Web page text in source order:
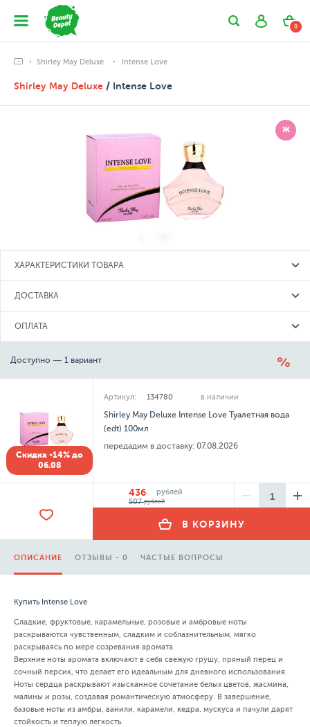
0
Shirley May Deluxe Intense Love
Shirley May Deluxe / Intense Love
Ж
ХАРАКТЕРИСТИКИ ТОВАРА
ДОСТАВКА
ОПЛАТА
Доступно — 1 вариант
Скидка -14% до
06.08
Артикул: 134780 в наличии
Shirley May Deluxe Intense Love Туалетная вода
(edt) 100мл
передадим в доставку: 07.08.2026
436
рублей
507рублей
В КОРЗИНУ
ОПИСАНИЕ ОТЗЫВЫ - 0 ЧАСТЫЕ ВОПРОСЫ
Купить Intense Love
Сладкие, фруктовые, карамельные, розовые и амбровые ноты
раскрываются чувственным, сладким и соблазнительным, мягко
раскрываясь по мере созревания аромата.
Верхние ноты аромата включают в себя свежую грушу, пряный перец и
сочный персик, что делает его идеальным для дневного использования.
Ноты сердца раскрывают изысканное сочетание белых цветов, жасмина,
малины и розы, создавая романтическую атмосферу. В завершение,
базовые ноты из амбры, ванили, карамели, кедра, мускуса и пачули дарят
стойкость и теплую легкость.